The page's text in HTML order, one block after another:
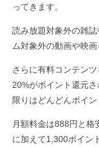
ってきます。
読み放題対象外の雑
ム対象外の動画や映
さらに有料コンテン
20%がポイント還元
限りはどんどんポイ
月額料金は888円と格
に加えて1,300ポイン